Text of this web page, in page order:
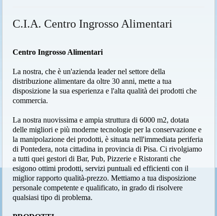
C.I.A. Centro Ingrosso Alimentari
Centro Ingrosso Alimentari
La nostra, che è un'azienda leader nel settore della
distribuzione alimentare da oltre 30 anni, mette a tua
disposizione la sua esperienza e l'alta qualità dei prodotti che
commercia.
La nostra nuovissima e ampia struttura di 6000 m2, dotata
delle migliori e più moderne tecnologie per la conservazione e
la manipolazione dei prodotti, è situata nell'immediata periferia
di Pontedera, nota cittadina in provincia di Pisa. Ci rivolgiamo
a tutti quei gestori di Bar, Pub, Pizzerie e Ristoranti che
esigono ottimi prodotti, servizi puntuali ed efficienti con il
miglior rapporto qualità-prezzo. Mettiamo a tua disposizione
personale competente e qualificato, in grado di risolvere
qualsiasi tipo di problema.